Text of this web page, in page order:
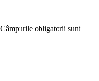
Câmpurile obligatorii sunt